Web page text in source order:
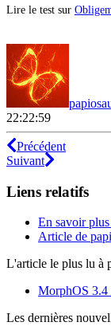
Lire le test sur
22:22:59
Précédent
Suivant
Liens relatifs
En savoir
Article de
L'article le plus lu à
MorphOS 3.4
Les dernières